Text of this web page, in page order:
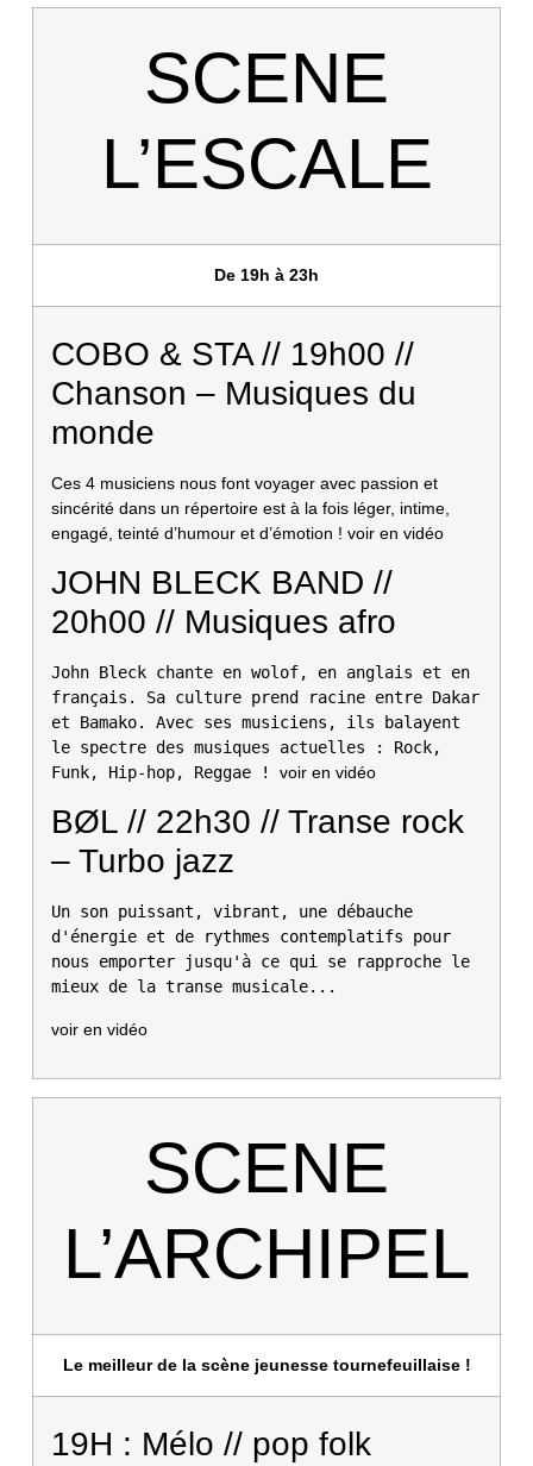
SCENE
L’ESCALE
De 19h à 23h
COBO & STA // 19h00 //
Chanson – Musiques du
monde
Ces 4 musiciens nous font voyager avec passion et
sincérité dans un répertoire est à la fois léger, intime,
engagé, teinté d’humour et d’émotion ! voir en vidéo
JOHN BLECK BAND //
20h00 // Musiques afro
John Bleck chante en wolof, en anglais et en
français. Sa culture prend racine entre Dakar
et Bamako. Avec ses musiciens, ils balayent
le spectre des musiques actuelles : Rock,
Funk, Hip-hop, Reggae ! voir en vidéo
BØL // 22h30 // Transe rock
– Turbo jazz
Un son puissant, vibrant, une débauche
d'énergie et de rythmes contemplatifs pour
nous emporter jusqu'à ce qui se rapproche le
mieux de la transe musicale...
voir en vidéo
SCENE
L’ARCHIPEL
Le meilleur de la scène jeunesse tournefeuillaise !
19H : Mélo // pop folk